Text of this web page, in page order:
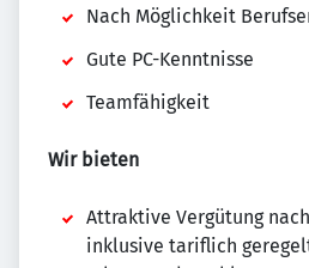
Nach Möglichkeit
Gute PC-Kenntnisse
Teamfähigkeit
Wir bieten
Attraktive Vergütung
inklusive tariflich